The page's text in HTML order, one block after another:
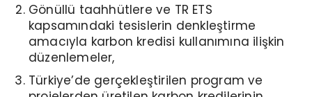
Gönüllü taahhütlere ve TR ETS
kapsamındaki tesislerin denkleştirme
amacıyla karbon kredisi kullanımına ilişkin
düzenlemeler,
Türkiye’de gerçekleştirilen program ve